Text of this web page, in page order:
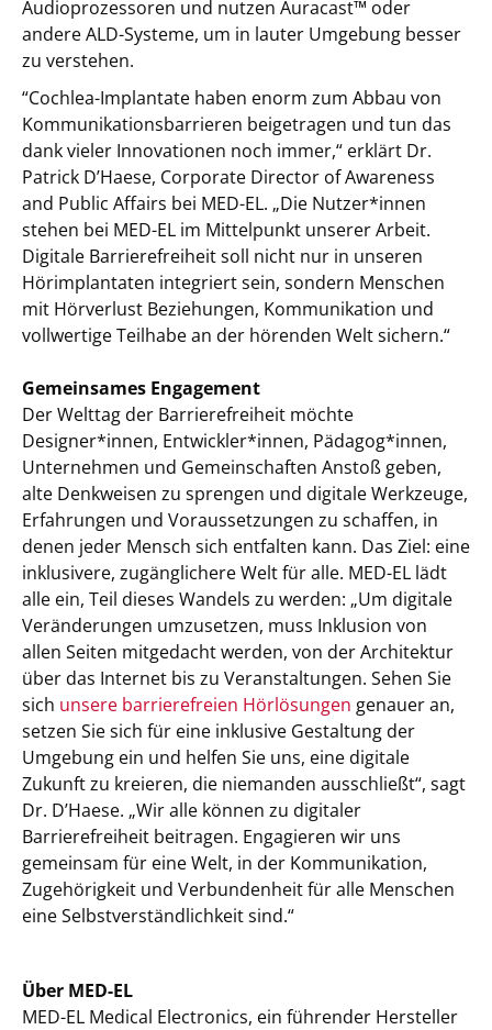
Audioprozessoren und nutzen Auracast™ oder
andere ALD-Systeme, um in lauter Umgebung besser
zu verstehen.
“Cochlea-Implantate haben enorm zum Abbau von
Kommunikationsbarrieren beigetragen und tun das
dank vieler Innovationen noch immer,“ erklärt Dr.
Patrick D’Haese, Corporate Director of Awareness
and Public Affairs bei MED-EL. „Die Nutzer*innen
stehen bei MED-EL im Mittelpunkt unserer Arbeit.
Digitale Barrierefreiheit soll nicht nur in unseren
Hörimplantaten integriert sein, sondern Menschen
mit Hörverlust Beziehungen, Kommunikation und
vollwertige Teilhabe an der hörenden Welt sichern.“
Gemeinsames Engagement
Der Welttag der Barrierefreiheit möchte
Designer*innen, Entwickler*innen, Pädagog*innen,
Unternehmen und Gemeinschaften Anstoß geben,
alte Denkweisen zu sprengen und digitale Werkzeuge,
Erfahrungen und Voraussetzungen zu schaffen, in
denen jeder Mensch sich entfalten kann. Das Ziel: eine
inklusivere, zugänglichere Welt für alle. MED-EL lädt
alle ein, Teil dieses Wandels zu werden: „Um digitale
Veränderungen umzusetzen, muss Inklusion von
allen Seiten mitgedacht werden, von der Architektur
über das Internet bis zu Veranstaltungen. Sehen Sie
sich unsere barrierefreien Hörlösungen genauer an,
setzen Sie sich für eine inklusive Gestaltung der
Umgebung ein und helfen Sie uns, eine digitale
Zukunft zu kreieren, die niemanden ausschließt“, sagt
Dr. D’Haese. „Wir alle können zu digitaler
Barrierefreiheit beitragen. Engagieren wir uns
gemeinsam für eine Welt, in der Kommunikation,
Zugehörigkeit und Verbundenheit für alle Menschen
eine Selbstverständlichkeit sind.“
Über MED-EL
MED-EL Medical Electronics, ein führender Hersteller